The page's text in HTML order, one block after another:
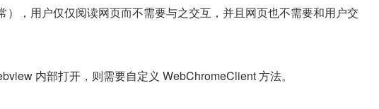
），用户仅仅阅读网页而不需要与之交互，并且网页也不需要和用户交
内部打开，则需要自定义 WebChromeClient 方法。